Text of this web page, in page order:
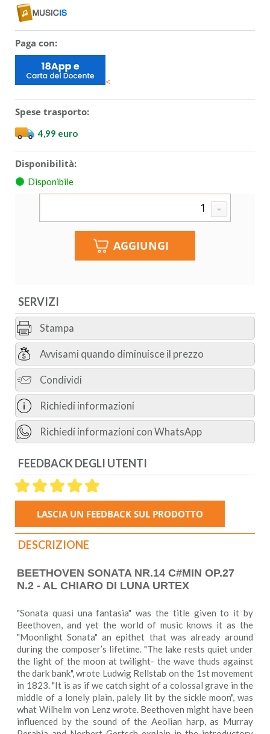
Paga con:
<
Spese trasporto:
4,99 euro
Disponibilità:
Disponibile
SERVIZI
Stampa
Avvisami quando diminuisce il prezzo
Condividi
Richiedi informazioni
Richiedi informazioni con WhatsApp
FEEDBACK DEGLI UTENTI
DESCRIZIONE
BEETHOVEN SONATA NR.14 C#MIN OP.27
N.2 - AL CHIARO DI LUNA URTEX
"Sonata quasi una fantasia" was the title given to it by
Beethoven, and yet the world of music knows it as the
"Moonlight Sonata" an epithet that was already around
during the composer’s lifetime. "The lake rests quiet under
the light of the moon at twilight- the wave thuds against
the dark bank", wrote Ludwig Rellstab on the 1st movement
in 1823. "It is as if we catch sight of a colossal grave in the
middle of a lonely plain, palely lit by the sickle moon", was
what Wilhelm von Lenz wrote. Beethoven might have been
influenced by the sound of the Aeolian harp, as Murray